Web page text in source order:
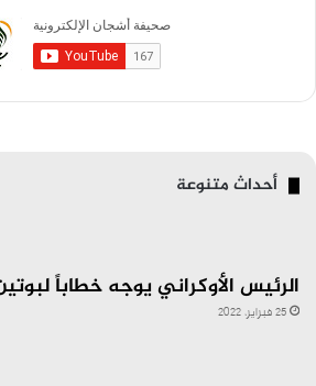
أحداث متنوعة
الرئيس الأوكراني يوجه خطاباً
25 فبراير، 2022